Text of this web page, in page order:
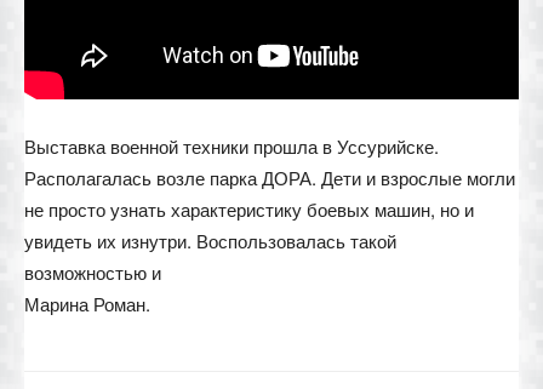
Выставка военной техники прошла в Уссурийске.
Располагалась возле парка ДОРА. Дети и взрослые могли
не просто узнать характеристику боевых машин, но и
увидеть их изнутри. Воспользовалась такой
возможностью и
Марина Роман.